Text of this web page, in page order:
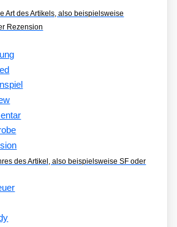
Art des Artikels, also beispielsweise
Rezension
des Artikel, also beispielsweise SF oder